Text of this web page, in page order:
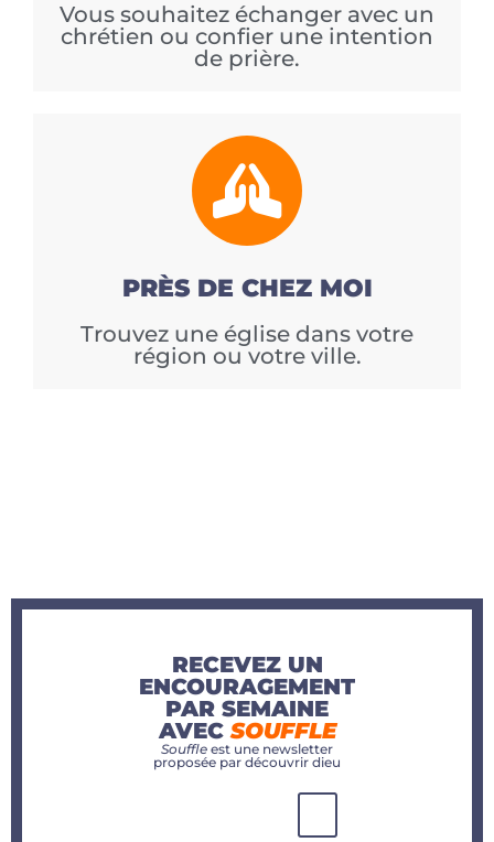
Vous souhaitez échanger avec un
chrétien ou confier une intention
de prière.
PRÈS DE CHEZ MOI
Trouvez une église dans votre
région ou votre ville.
RECEVEZ UN
ENCOURAGEMENT
PAR SEMAINE
AVECSOUFFLE
Souffle est une newsletter
proposée par découvrir dieu